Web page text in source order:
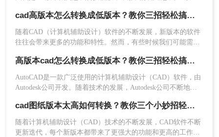
请注意保护您的文件安全，确保上传的文件不包含
敏感信息，并选择可信赖的在线转换服务。下面以
转转大师在线CAD版本转换操作为例。
操作如下：
https://pdftoword.55.la/cad2ver/，进入CAD版本转
换页面。
遇到同样的问题就知道怎么解决了。
cad高版本怎么转换成低版本？教你三招轻松搞定！
随着CAD（计算机辅助设计）软件的不断发展，新版本的软件
往往会带来更多的功能和特性。然而，有些时候我们可能需要
怎么转换成低版本呢？本文将介绍三种将CAD高版本转换为低
版本的方法，以确保文件在不同版本的软件中顺利打开和编
辑。
高版本cad怎么转换成低版本？教你三招轻松搞定！
AutoCAD是一款广泛使用的计算机辅助设计（CAD）软件，由
Autodesk公司开发。随着技术的发展，Autodesk公司不断地推
而，对于使用旧版本AutoCAD的用户来说，直接打开高版本的
CAD文件可能会遇到兼容性问题。为了解决高版本cad怎么转换
成低版本问题，可以通过几种方法将高版本的CAD文件转换为
cad图纸版本太高如何转换？教你三个小妙招轻松搞定！
随着计算机辅助设计（CAD）技术的不断发展，CAD软件不断
更新迭代，每个新版本都带来了更强大的功能和更高的工作效